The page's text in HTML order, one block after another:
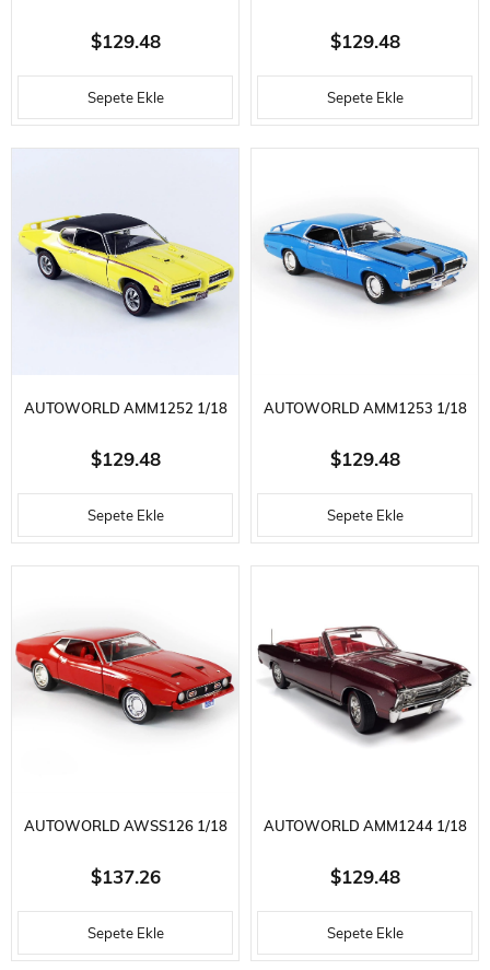
ÖLÇEK, 1971 FORD MUSTANG
MACH 1 CO71, DARK GREEN,
SERGILEMEYE HAZIR METAL
$129.48
Sepete Ekle
ÖLÇEK, 1970 PLYMOUTH AAR
CUDA 3406, BLUE,
SERGILEMEYE HAZIR METAL
$129.48
Sepete Ekle
AUTOWORLD AMM1252 1/18
ÖLÇEK, 1969 PONTIAC GTO
JUDGE, GOLDENROD YELLOW,
SERGILEMEYE HAZIR METAL
$129.48
Sepete Ekle
AUTOWORLD AMM1253 1/18
ÖLÇEK, 1970 MERCURY
COUGAR HARDTOP (MCACN),
COMPETITION BLUE,
$129.48
Sepete Ekle
AUTOWORLD AWSS126 1/18
ÖLÇEK, 1971 JAMES BOND
FORD MUSTANG MACH-1,
DIAMONDS ARE FOREVER,
$137.26
Sepete Ekle
AUTOWORLD AMM1244 1/18
ÖLÇEK, 1967 CHEVY CHEVELLE
SS 396 CONVERTIBLE
(MCACN), MADIERA MAROON,
$129.48
Sepete Ekle